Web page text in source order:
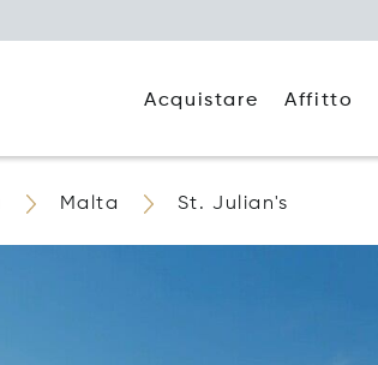
Acquistare Affitto
Malta St. Julian's